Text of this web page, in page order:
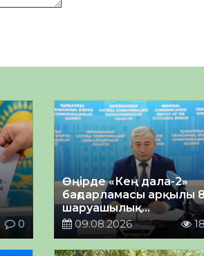
0
Өңірде «Кең дала-2»
бағдарламасы арқылы
шаруашылық
қаржыландырылды
09.08.2026 18